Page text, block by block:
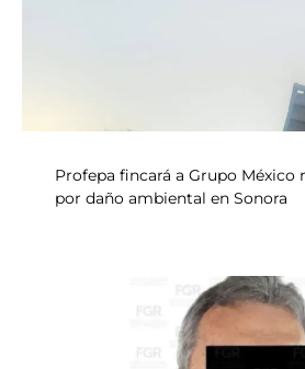
Profepa fincará a Grupo México
por daño ambiental en Sonora